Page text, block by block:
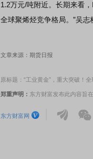
1.2万元/吨附近。长期来看
全球聚烯烃竞争格局。”吴志
文章来源：期货日报
原标题：“工业黄金”，重大突破！
郑重声明： 东方财富发布此内容旨
东方财富网